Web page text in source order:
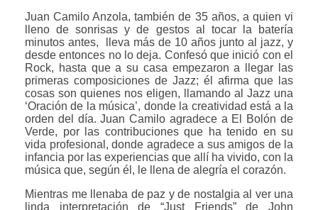
Juan Camilo Anzola, también de 35 años, a quien vi
lleno de sonrisas y de gestos al tocar la batería
minutos antes, lleva más de 10 años junto al jazz, y
desde entonces no lo deja. Confesó que inició con el
Rock, hasta que a su casa empezaron a llegar las
primeras composiciones de Jazz; él afirma que las
cosas son quienes nos eligen, llamando al Jazz una
‘Oración de la música’, donde la creatividad está a la
orden del día. Juan Camilo agradece a El Bolón de
Verde, por las contribuciones que ha tenido en su
vida profesional, donde agradece a sus amigos de la
infancia por las experiencias que allí ha vivido, con la
música que, según él, le llena de alegría el corazón.
Mientras me llenaba de paz y de nostalgia al ver una
linda interpretación de “Just Friends” de John